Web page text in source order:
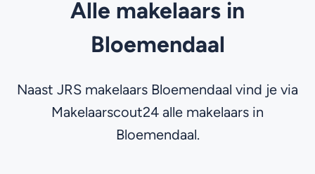
Alle makelaars in
Bloemendaal
Naast JRS makelaars Bloemendaal vind je via
Makelaarscout24 alle makelaars in
Bloemendaal.